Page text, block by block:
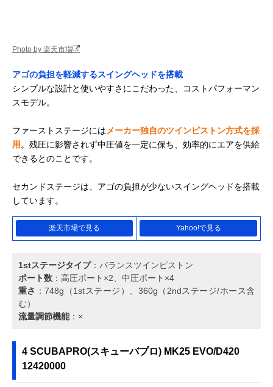
Photo by 楽天市場
アゴの負担を軽減するスイングヘッドを搭載
シンプルな設計と使いやすさにこだわった、コストパフォーマン
スモデル。
ファーストステージには メーカー独自のツインピストン方式を採
用 。残圧に影響されず中圧値を一定に保ち、効率的にエアを供給
できるとのことです。
セカンドステージは、アゴの負担が少ないスイングヘッドを搭載
しています。
楽天市場で見る Yahoo!で見る
1stステージタイプ：バランスツインピストン
ポート数 ：高圧ポート×2、中圧ポート×4
重さ ：748g（1stステージ）、360g（2ndステージ/ホース含
む）
流量調節機能：×
4 SCUBAPRO(スキューバプロ) MK25 EVO/D420
12420000